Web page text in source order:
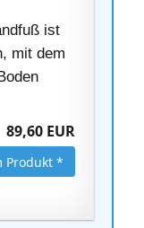
ist
mit dem
89,60 EUR
Produkt *